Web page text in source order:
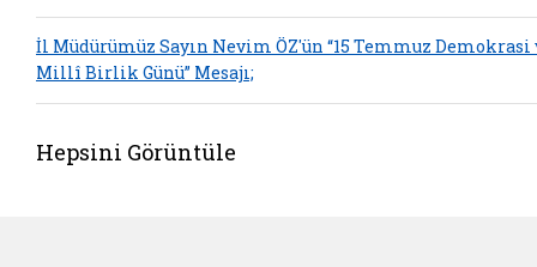
İl Müdürümüz Sayın Nevim ÖZ'ün “15 Temmuz Demokrasi
Millî Birlik Günü” Mesajı;
Hepsini Görüntüle